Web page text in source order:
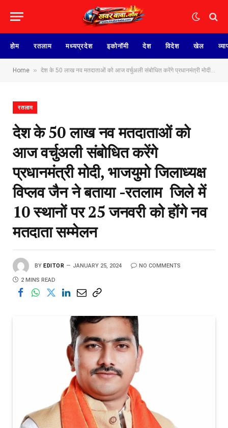
होम रतलाम मध्यप्रदेश इकोनॉमी देश विदेश खेल
Home » देश के 50 लाख नव मतदाताओं को आज वर्चुअली संबोधित करेंगे प्रधानमंत्री मोदी, भाजयुमो जिलाध्यक्ष विप्लव जैन ने बताया -रतलाम जिले में 10 स्थानों पर 25 जनवरी को होंगे नव मतदाता सम्मेलन
रतलाम
देश के 50 लाख नव मतदाताओं को
आज वर्चुअली संबोधित करेंगे
प्रधानमंत्री मोदी, भाजयुमो जिलाध्यक्ष
विप्लव जैन ने बताया -रतलाम जिले में
10 स्थानों पर 25 जनवरी को होंगे नव
मतदाता सम्मेलन
BY EDITOR JANUARY 25, 2024 NO COMMENTS
2 MINS READ